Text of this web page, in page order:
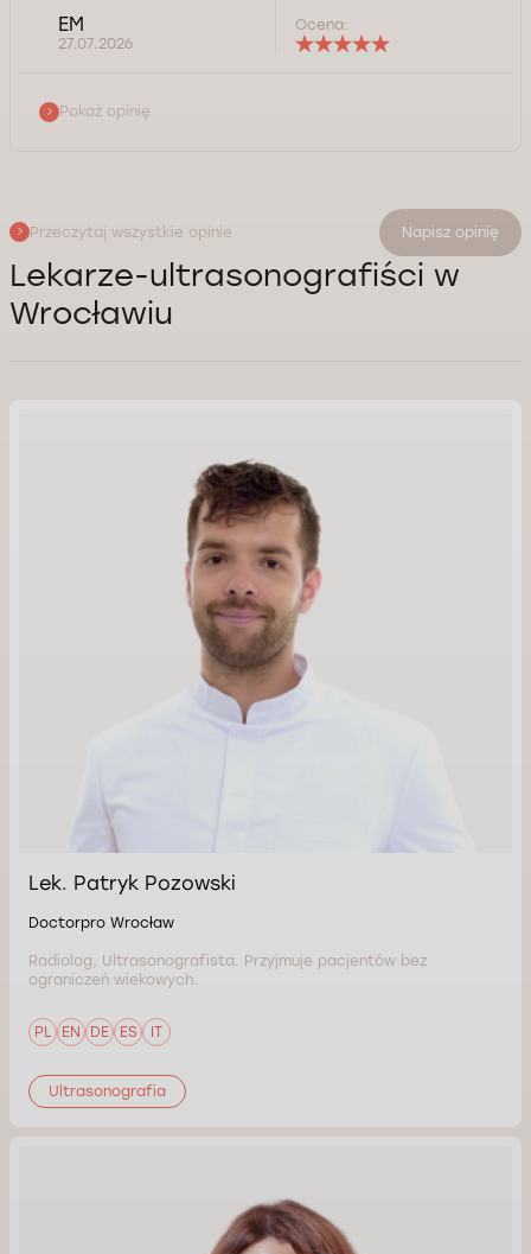
EM
27.07.2026
Ocena:
Pokaż opinię
Przeczytaj wszystkie opinie Napisz opinię
Lekarze-ultrasonografiści w
Wrocławiu
Lek. Patryk Pozowski
Doctorpro Wrocław
Radiolog, Ultrasonografista. Przyjmuje pacjentów bez
ograniczeń wiekowych.
PL EN DE ES IT
Ultrasonografia